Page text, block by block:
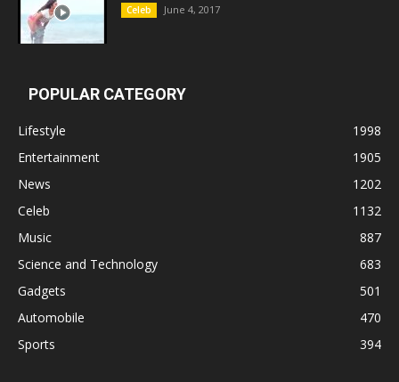
Celeb June 4, 2017
POPULAR CATEGORY
Lifestyle
1998
Entertainment
1905
News
1202
Celeb
1132
Music
887
Science and Technology
683
Gadgets
501
Automobile
470
Sports
394